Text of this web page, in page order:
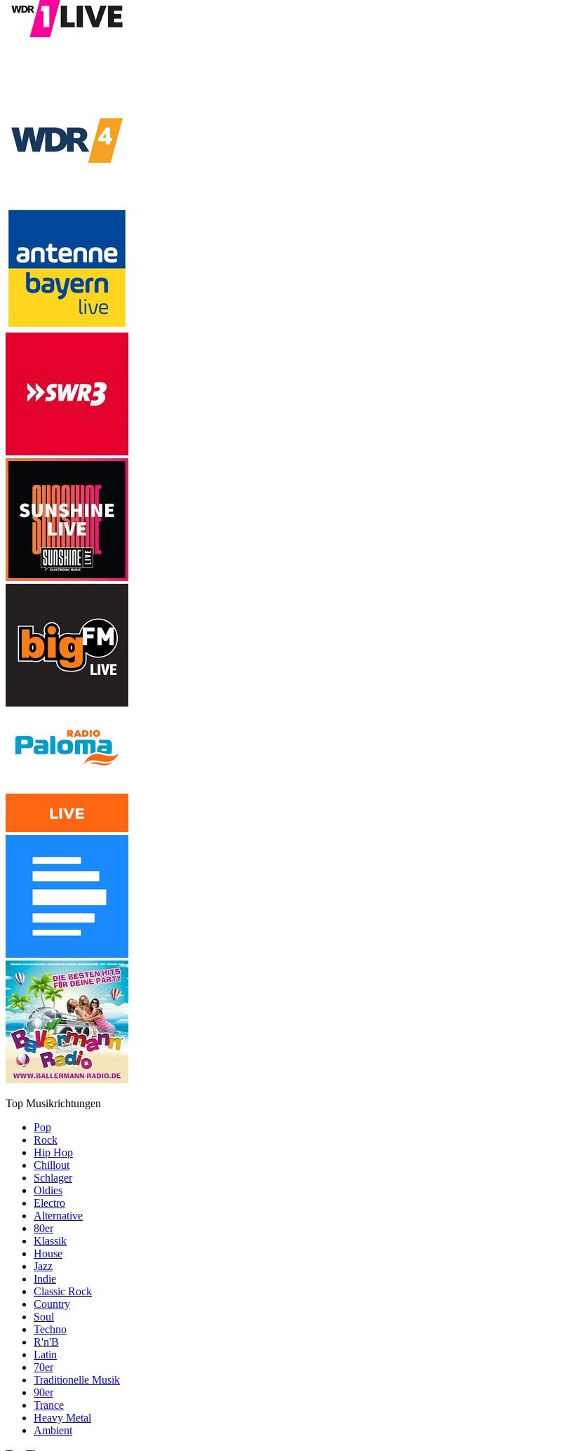
Top Musikrichtungen
Pop
Rock
Hip Hop
Chillout
Schlager
Oldies
Electro
Alternative
80er
Klassik
House
Jazz
Indie
Classic Rock
Country
Soul
Techno
R'n'B
Latin
70er
Traditionelle Musik
90er
Trance
Heavy Metal
Ambient